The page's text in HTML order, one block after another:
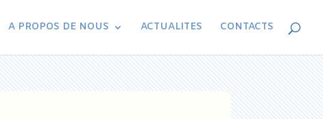
A PROPOS DE NOUS ACTUALITES CONTACTS